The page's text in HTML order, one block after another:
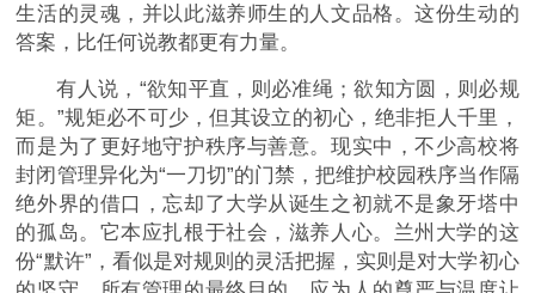
生活的灵魂，并以此滋养师生的人文品格。这份生动的
答案，比任何说教都更有力量。
有人说，“欲知平直，则必准绳；欲知方圆，则必规
矩。”规矩必不可少，但其设立的初心，绝非拒人千里，
而是为了更好地守护秩序与善意。现实中，不少高校将
封闭管理异化为“一刀切”的门禁，把维护校园秩序当作隔
绝外界的借口，忘却了大学从诞生之初就不是象牙塔中
的孤岛。它本应扎根于社会，滋养人心。兰州大学的这
份“默许”，看似是对规则的灵活把握，实则是对大学初心